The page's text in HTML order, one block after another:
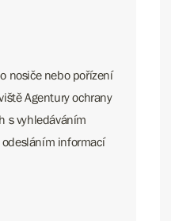
nosiče nebo pořízení
Agentury ochrany
s vyhledáváním
informací